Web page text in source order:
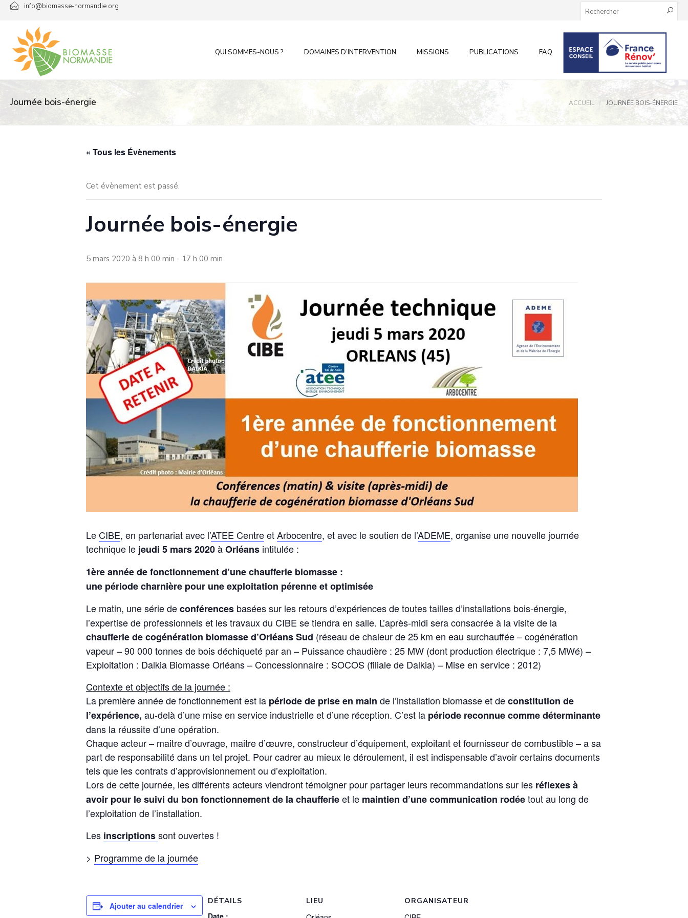
Passer
contenu
info@biomasse-normandie.org
QUI SOMMES-NOUS ? DOMAINES D’INTERVENTION MISSIONS PUBLICATIONS FAQ INFOS AUX PARTICULIERS
Journée bois-énergie ACCUEIL JOURNÉE BOIS-ÉNERGIE
« Tous les Évènements
Cet évènement est passé.
Journée bois-énergie
5 mars 2020 à 8 h 00 min - 17 h 00 min
Le CIBE, en partenariat avec l’ATEE CentreetArbocentre, et avec le soutien de l’ADEME, organise une nouvelle journée
technique le jeudi 5 mars 2020àOrléans intitulée :
1ère année de fonctionnement d’une chaufferie biomasse :
une période charnière pour une exploitation pérenne et optimisée
Le matin, une série deconférences basées sur les retours d’expériences de toutes tailles d’installations bois-énergie,
l’expertise de professionnels et les travaux du CIBE se tiendra en salle. L’après-midi sera consacrée à la visite de la
chaufferie de cogénération biomasse d’Orléans Sud (réseau de chaleur de 25 km en eau surchauffée – cogénération
vapeur – 90 000 tonnes de bois déchiqueté par an – Puissance chaudière : 25 MW (dont production électrique : 7,5 MWé) –
Exploitation : Dalkia Biomasse Orléans – Concessionnaire : SOCOS (filiale de Dalkia) – Mise en service : 2012)
Contexte et objectifs de la journée :
La première année de fonctionnement est la période de prise en main de l’installation biomasse et deconstitution de
l’expérience, au-delà d’une mise en service industrielle et d’une réception. C’est la période reconnue comme déterminante
dans la réussite d’une opération.
Chaque acteur – maitre d’ouvrage, maitre d’œuvre, constructeur d’équipement, exploitant et fournisseur de combustible – a sa
part de responsabilité dans un tel projet. Pour cadrer au mieux le déroulement, il est indispensable d’avoir certains documents
tels que les contrats d’approvisionnement ou d’exploitation.
Lors de cette journée, les différents acteurs viendront témoigner pour partager leurs recommandations sur les réflexes à
avoir pour le suivi du bon fonctionnement de la chaufferieet le maintien d’une communication rodéetout au long de
l’exploitation de l’installation.
Les inscriptionssont ouvertes !
> Programme de la journée
Ajouter au calendrier DÉTAILS
Date :
LIEU ORGANISATEUR